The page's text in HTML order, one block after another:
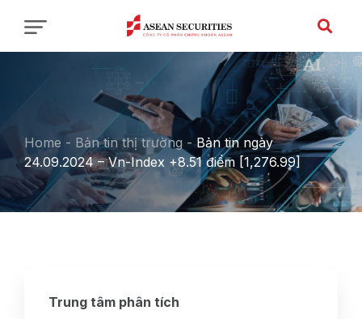
Home - Bản tin thị trường -Bản tin ngày
24.09.2024 – Vn-Index +8.51 điểm [1,276.99]
Trung tâm phân tích